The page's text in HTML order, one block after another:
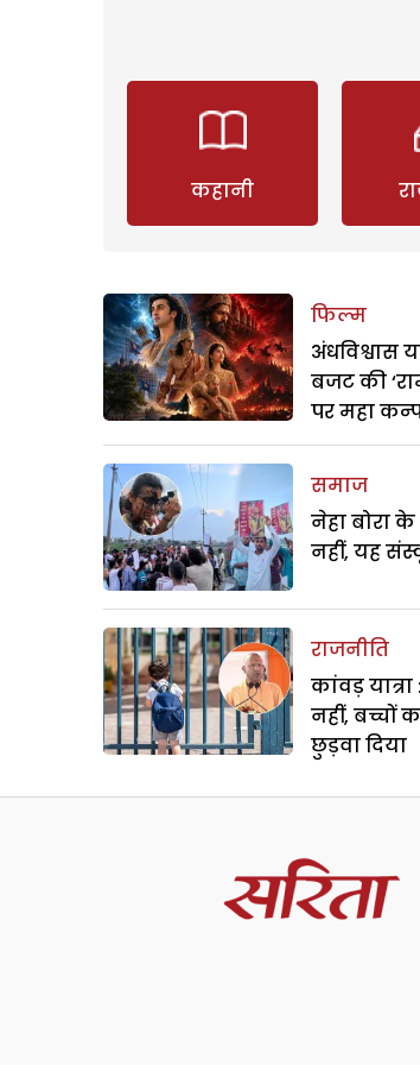
कहानी
फिल्म
अंधविश्वास
बजट की
पर महा
समाज
नेहा बोरा
नहीं, यह
राजनीति
कांवड़
नहीं, बच्चों
छुड़वा दिया